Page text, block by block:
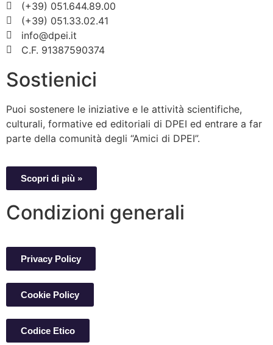
(+39) 051.644.89.00
(+39) 051.33.02.41
info@dpei.it
C.F. 91387590374
Sostienici
Puoi sostenere le iniziative e le attività scientifiche,
culturali, formative ed editoriali di DPEI ed entrare a far
parte della comunità degli “Amici di DPEI”.
Scopri di più »
Condizioni generali
Privacy Policy
Cookie Policy
Codice Etico